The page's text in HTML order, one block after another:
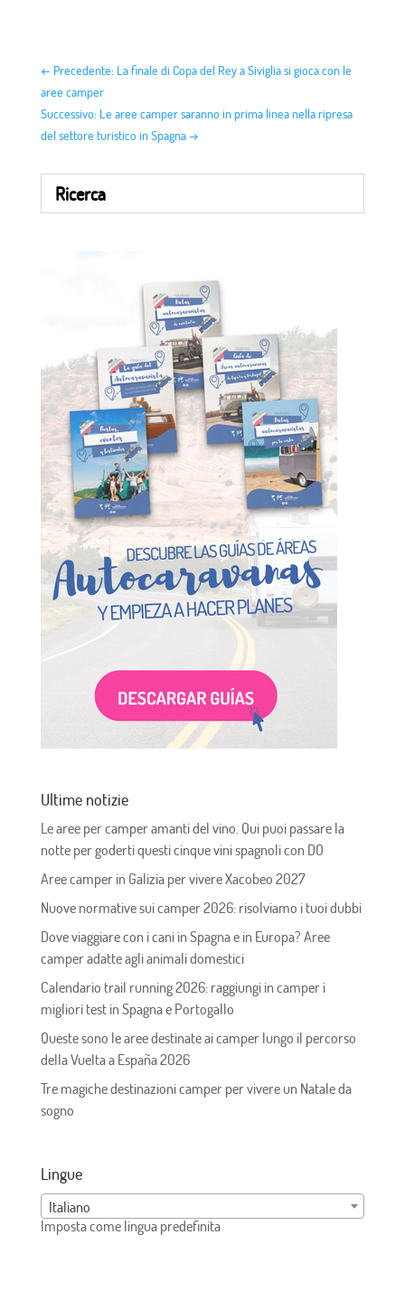
← Precedente: La finale di Copa del Rey a Siviglia si gioca con le
aree camper
Successivo: Le aree camper saranno in prima linea nella ripresa
del settore turistico in Spagna→
Ultime notizie
Le aree per camper amanti del vino. Qui puoi passare la
notte per goderti questi cinque vini spagnoli con DO
Aree camper in Galizia per vivere Xacobeo 2027
Nuove normative sui camper 2026: risolviamo i tuoi dubbi
Dove viaggiare con i cani in Spagna e in Europa? Aree
camper adatte agli animali domestici
Calendario trail running 2026: raggiungi in camper i
migliori test in Spagna e Portogallo
Queste sono le aree destinate ai camper lungo il percorso
della Vuelta a España 2026
Tre magiche destinazioni camper per vivere un Natale da
sogno
Lingue
Italiano
Imposta come lingua predefinita